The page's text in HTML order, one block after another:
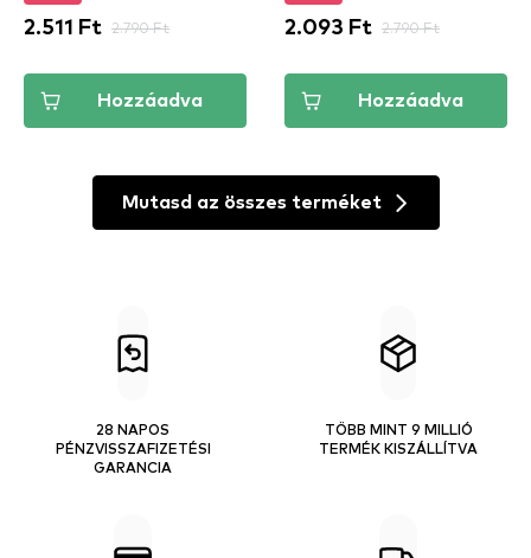
2.511 Ft 2.790 Ft
Hozzáadva
2.093 Ft 2.790 Ft
Hozzáadva
Mutasd az összes terméket
28 NAPOS
PÉNZVISSZAFIZETÉSI
GARANCIA
TÖBB MINT 9 MILLIÓ
TERMÉK KISZÁLLÍTVA